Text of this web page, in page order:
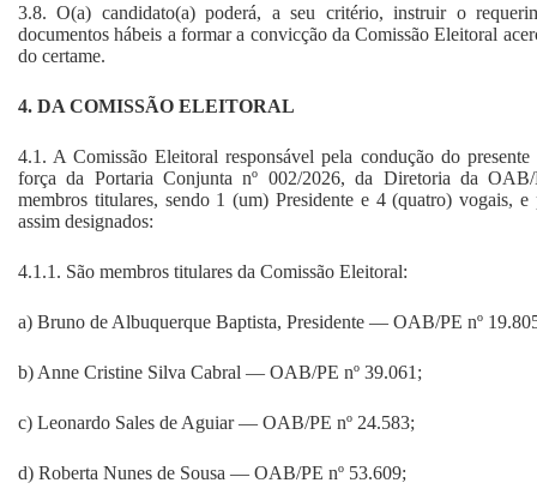
3.8. O(a) candidato(a) poderá, a seu critério, instruir o
documentos hábeis a formar a convicção da Comissão Eleitoral
do certame.
4. DA COMISSÃO ELEITORAL
4.1. A Comissão Eleitoral responsável pela condução do
força da Portaria Conjunta nº 002/2026, da Diretoria da
membros titulares, sendo 1 (um) Presidente e 4 (quatro) vogais,
assim designados:
4.1.1. São membros titulares da Comissão Eleitoral:
a) Bruno de Albuquerque Baptista, Presidente — OAB/PE nº
b) Anne Cristine Silva Cabral — OAB/PE nº 39.061;
c) Leonardo Sales de Aguiar — OAB/PE nº 24.583;
d) Roberta Nunes de Sousa — OAB/PE nº 53.609;